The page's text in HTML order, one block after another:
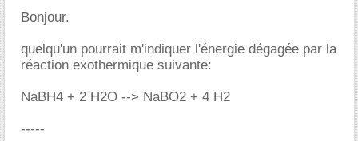
Bonjour.
quelqu'un pourrait m'indiquer l'énergie dégagée par la
réaction exothermique suivante:
NaBH4 + 2 H2O --> NaBO2 + 4 H2
-----